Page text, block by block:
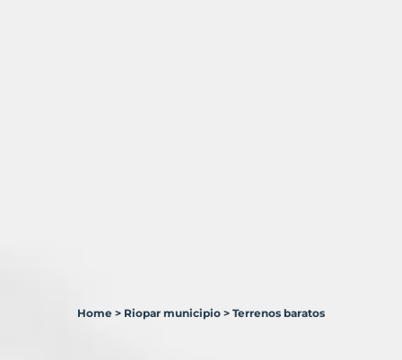
Home > Riopar municipio > Terrenos baratos